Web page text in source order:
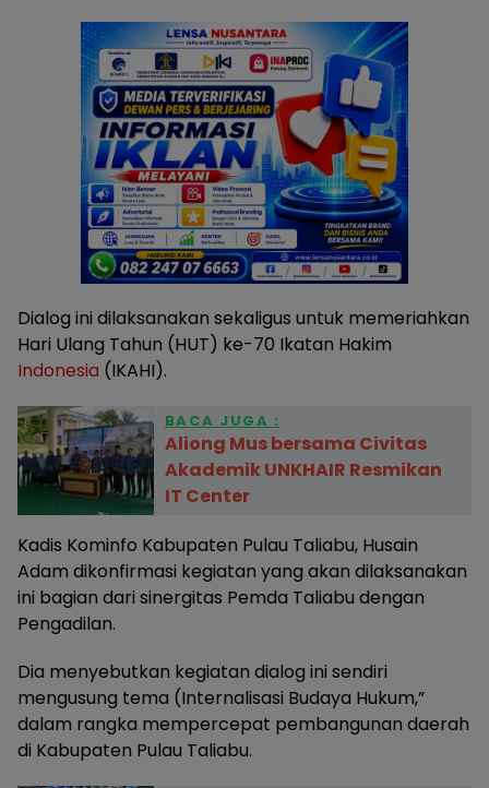
Dialog ini dilaksanakan sekaligus untuk memeriahkan
Hari Ulang Tahun (HUT) ke-70 Ikatan Hakim
Indonesia (IKAHI).
BACA JUGA :
Aliong Mus bersama Civitas
Akademik UNKHAIR Resmikan
IT Center
Kadis Kominfo Kabupaten Pulau Taliabu, Husain
Adam dikonfirmasi kegiatan yang akan dilaksanakan
ini bagian dari sinergitas Pemda Taliabu dengan
Pengadilan.
Dia menyebutkan kegiatan dialog ini sendiri
mengusung tema (Internalisasi Budaya Hukum,”
dalam rangka mempercepat pembangunan daerah
di Kabupaten Pulau Taliabu.